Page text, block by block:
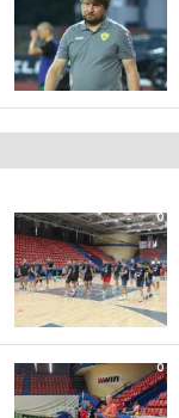
0
0